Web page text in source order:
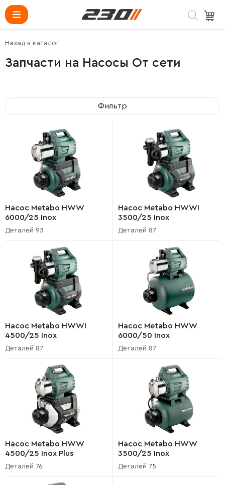
Запчасти на Насосы От сети
Назад в каталог
Фильтр
Насос Metabo HWW
6000/25 Inox
Деталей 93
Насос Metabo HWWI
3500/25 Inox
Деталей 87
Насос Metabo HWWI
4500/25 Inox
Деталей 87
Насос Metabo HWW
6000/50 Inox
Деталей 87
Насос Metabo HWW
4500/25 Inox Plus
Деталей 76
Насос Metabo HWW
3500/25 Inox
Деталей 75